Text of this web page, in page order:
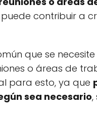
contribuir a
que se
o áreas de
para esto, ya que
sea necesario,